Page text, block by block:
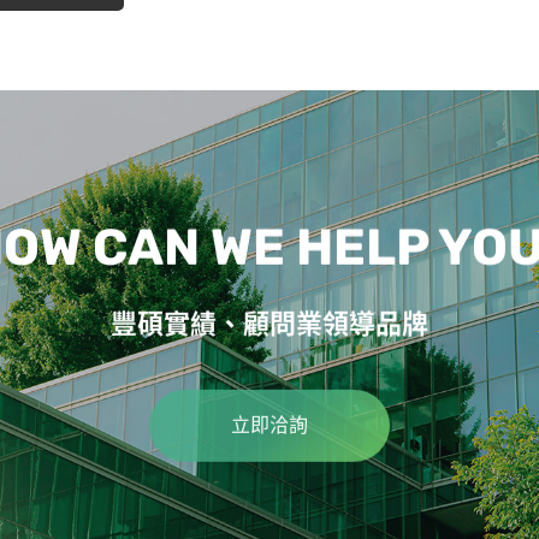
CAN WE HELP
豐碩實績、顧問業領導品牌
立即洽詢